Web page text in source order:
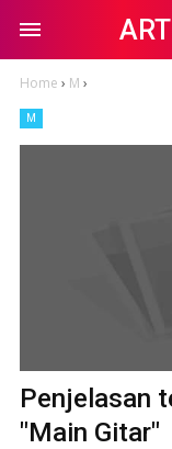
Home › M ›
M
Penjelasan
"Main Gitar"